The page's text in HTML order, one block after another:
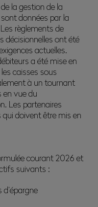
la gestion de la
données par la
règlements de
décisionnelles ont été
actuelles.
a été mise en
caisses sous
à un tournant
en vue du
Les partenaires
qui doivent être mis en
courant 2026 et
suivants :